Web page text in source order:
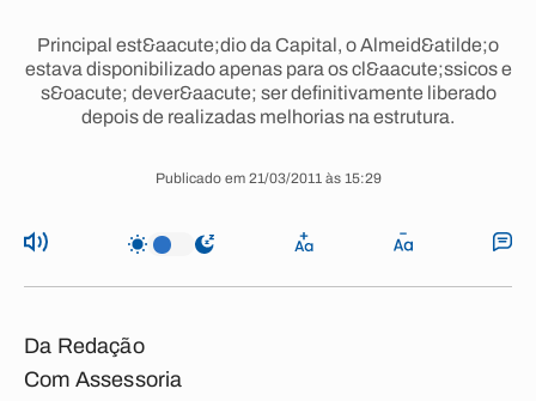
Principal est&aacute;dio da Capital, o Almeid&atilde;o
estava disponibilizado apenas para os cl&aacute;ssicos e
s&oacute; dever&aacute; ser definitivamente liberado
depois de realizadas melhorias na estrutura.
Publicado em 21/03/2011 às 15:29
Da Redação
Com Assessoria